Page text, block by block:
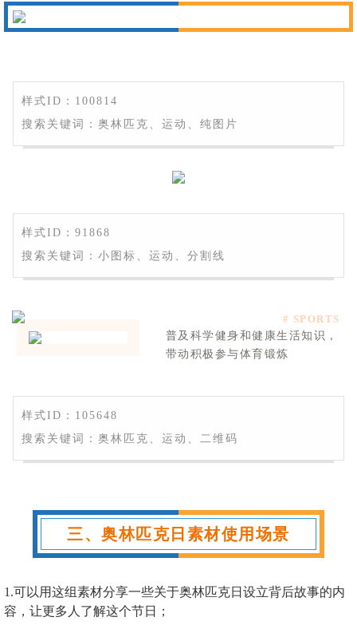
样式ID：100814
搜索关键词：奥林匹克、运动、纯图片
样式ID：91868
搜索关键词：小图标、运动、分割线
# SPORTS
普及科学健身和健康生活知识，
带动积极参与体育锻炼
样式ID：105648
搜索关键词：奥林匹克、运动、二维码
三、奥林匹克日素材使用场景
1.可以用这组素材分享一些关于奥林匹克日设立背后故事的内
容，让更多人了解这个节日；